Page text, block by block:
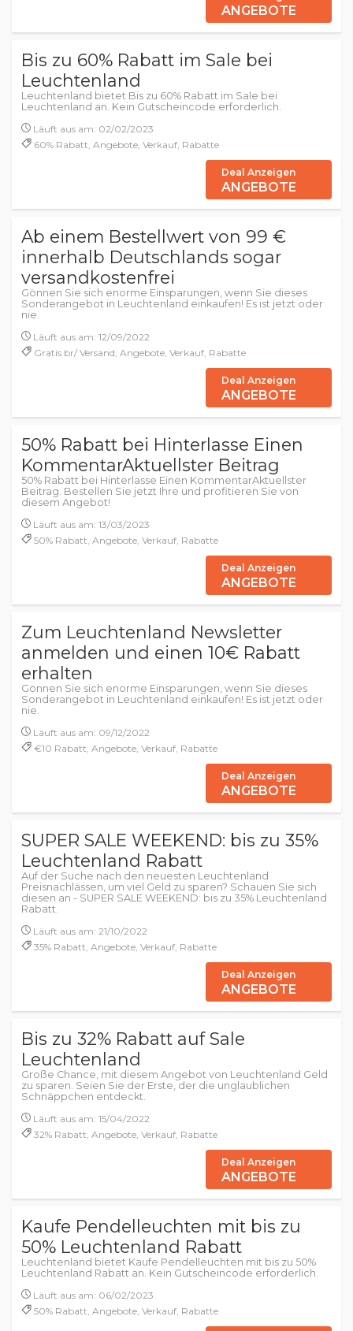
ANGEBOTE
Bis zu 60% Rabatt im Sale bei
Leuchtenland
Leuchtenland bietet Bis zu 60% Rabatt im Sale bei
Leuchtenland an. Kein Gutscheincode erforderlich.
Läuft aus am: 02/02/2023
60% Rabatt, Angebote, Verkauf, Rabatte
Deal Anzeigen
ANGEBOTE
Ab einem Bestellwert von 99 €
innerhalb Deutschlands sogar
versandkostenfrei
Gönnen Sie sich enorme Einsparungen, wenn Sie dieses
Sonderangebot in Leuchtenland einkaufen! Es ist jetzt oder
nie.
Läuft aus am: 12/09/2022
Gratis br/ Versand, Angebote, Verkauf, Rabatte
Deal Anzeigen
ANGEBOTE
50% Rabatt bei Hinterlasse Einen
KommentarAktuellster Beitrag
50% Rabatt bei Hinterlasse Einen KommentarAktuellster
Beitrag. Bestellen Sie jetzt Ihre und profitieren Sie von
diesem Angebot!
Läuft aus am: 13/03/2023
50% Rabatt, Angebote, Verkauf, Rabatte
Deal Anzeigen
ANGEBOTE
Zum Leuchtenland Newsletter
anmelden und einen 10€ Rabatt
erhalten
Gönnen Sie sich enorme Einsparungen, wenn Sie dieses
Sonderangebot in Leuchtenland einkaufen! Es ist jetzt oder
nie.
Läuft aus am: 09/12/2022
€10 Rabatt, Angebote, Verkauf, Rabatte
Deal Anzeigen
ANGEBOTE
SUPER SALE WEEKEND: bis zu 35%
Leuchtenland Rabatt
Auf der Suche nach den neuesten Leuchtenland
Preisnachlässen, um viel Geld zu sparen? Schauen Sie sich
diesen an - SUPER SALE WEEKEND: bis zu 35% Leuchtenland
Rabatt.
Läuft aus am: 21/10/2022
35% Rabatt, Angebote, Verkauf, Rabatte
Deal Anzeigen
ANGEBOTE
Bis zu 32% Rabatt auf Sale
Leuchtenland
Große Chance, mit diesem Angebot von Leuchtenland Geld
zu sparen. Seien Sie der Erste, der die unglaublichen
Schnäppchen entdeckt.
Läuft aus am: 15/04/2022
32% Rabatt, Angebote, Verkauf, Rabatte
Deal Anzeigen
ANGEBOTE
Kaufe Pendelleuchten mit bis zu
50% Leuchtenland Rabatt
Leuchtenland bietet Kaufe Pendelleuchten mit bis zu 50%
Leuchtenland Rabatt an. Kein Gutscheincode erforderlich.
Läuft aus am: 06/02/2023
50% Rabatt, Angebote, Verkauf, Rabatte